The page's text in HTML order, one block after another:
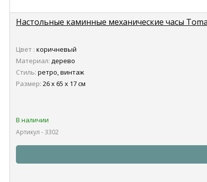
Настольные каминные механические часы
Цвет : коричневый
Материал: дерево
Стиль: ретро, винтаж
Размер: 26 х 65 х 17 см
В наличии
Артикул - 3302